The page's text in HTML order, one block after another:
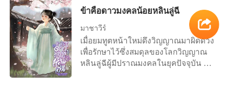
ชีวิตรอดจากคนในครอบครัว ตลอดชีวิต
นางยังไม่เคยได้รับอุ่นไอจากผู้เป็นบิดาที่
ยังเหลืออยู่ จนกระทั่งลมหายใจสุดท้าย
ของชีวิต นางก็ยังไม่รู้เลยว่าเหตุใด
สวรรค์ถึงได้กำหนดชะตาชีวิตเช่นนี้ให้
กับตน เมื่อลืมตาขึ้นมาอีกครั้ง เด็กสาว
ข้าคือดาวมงคลน้อยหลินลู่ฉี
มาชาวีร์
เมื่อยมทูตหน้าใหม่ดึงวิญญาณมาผิดดวง
เพื่อรักษาไว้ซึ่งสมดุลของโลกวิญญาณ
หลินลู่ฉีผู้มีปราณมงคลในยุคปัจจุบัน จึง